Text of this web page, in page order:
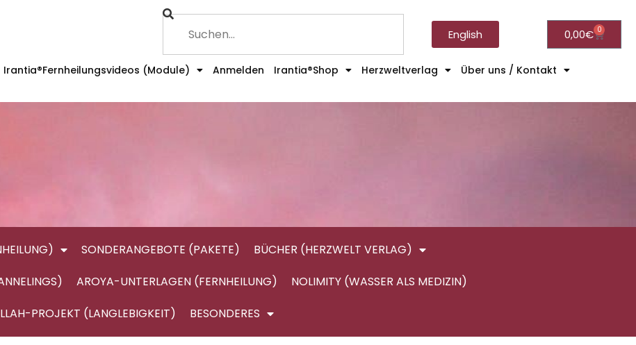
English 0,00€ 0
Irantia®Fernheilungsvideos (Module) Anmelden Irantia®Shop Herzweltverlag
Über uns / Kontakt
SONDERANGEBOTE (PAKETE)
BÜCHER (HERZWELT VERLAG)
AROYA-UNTERLAGEN (FERNHEILUNG)
NOLIMITY (WASSER ALS MEDIZIN)
PROJEKT (LANGLEBIGKEIT)
BESONDERES